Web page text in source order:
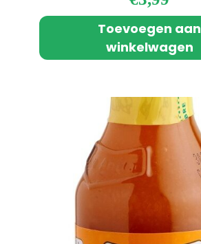
Toevoegen aan
winkelwagen